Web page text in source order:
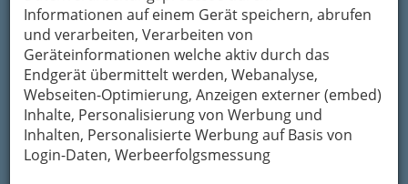
Informationen auf einem Gerät speichern, abrufen
und verarbeiten, Verarbeiten von
Geräteinformationen welche aktiv durch das
Endgerät übermittelt werden, Webanalyse,
Webseiten-Optimierung, Anzeigen externer (embed)
Inhalte, Personalisierung von Werbung und
Inhalten, Personalisierte Werbung auf Basis von
Login-Daten, Werbeerfolgsmessung